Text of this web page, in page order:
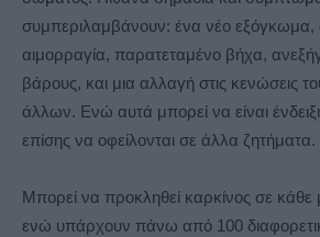
συμπεριλαμβάνουν: ένα νέο εξόγκωμα,
αιμορραγία, παρατεταμένο βήχα,
βάρους, και μια αλλαγή στις κενώσεις
άλλων. Ενώ αυτά μπορεί να είναι
επίσης να οφείλονται σε άλλα ζητήματα.
Μπορεί να προκληθεί καρκίνος σε
ενώ υπάρχουν πάνω από 100